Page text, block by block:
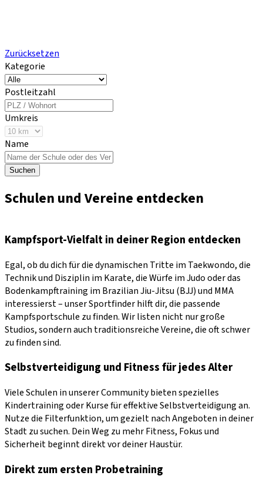
Zurücksetzen
Kategorie
Postleitzahl
Umkreis
Name
Suchen
Schulen und Vereine entdecken
Kampfsport-Vielfalt in deiner Region entdecken
Egal, ob du dich für die dynamischen Tritte im Taekwondo, die
Technik und Disziplin im Karate, die Würfe im Judo oder das
Bodenkampftraining im Brazilian Jiu-Jitsu (BJJ) und MMA
interessierst – unser Sportfinder hilft dir, die passende
Kampfsportschule zu finden. Wir listen nicht nur große
Studios, sondern auch traditionsreiche Vereine, die oft schwer
zu finden sind.
Selbstverteidigung und Fitness für jedes Alter
Viele Schulen in unserer Community bieten spezielles
Kindertraining oder Kurse für effektive Selbstverteidigung an.
Nutze die Filterfunktion, um gezielt nach Angeboten in deiner
Stadt zu suchen. Dein Weg zu mehr Fitness, Fokus und
Sicherheit beginnt direkt vor deiner Haustür.
Direkt zum ersten Probetraining